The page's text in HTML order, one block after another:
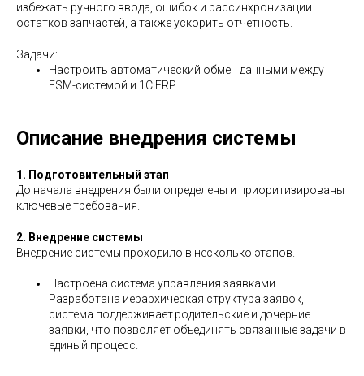
избежать ручного ввода, ошибок и рассинхронизации
остатков запчастей, а также ускорить отчетность.
Задачи:
Настроить автоматический обмен данными между
FSM-системой и 1С:ERP.
Описание внедрения системы
1. Подготовительный этап
До начала внедрения были определены и приоритизированы
ключевые требования.
2. Внедрение системы
Внедрение системы проходило в несколько этапов.
Настроена система управления заявками.
Разработана иерархическая структура заявок,
система поддерживает родительские и дочерние
заявки, что позволяет объединять связанные задачи в
единый процесс.